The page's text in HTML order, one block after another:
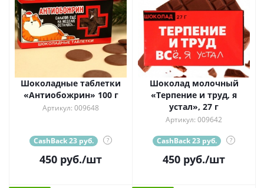
Шоколадные таблетки
«Антиобожрин» 100 г
Артикул: 009648
CashBack 23 руб. ?
450 руб./шт
Шоколад молочный
«Терпение и труд, я
устал», 27 г
Артикул: 009642
CashBack 23 руб. ?
450 руб./шт